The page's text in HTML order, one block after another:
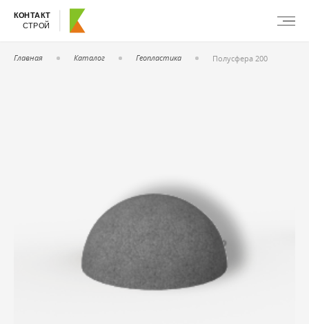
КОНТАКТ
СТРОЙ
Главная Каталог Геопластика Полусфера 200